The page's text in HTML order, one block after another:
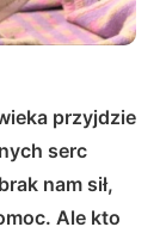
przyjdzie
serc
nam sił,
Ale kto